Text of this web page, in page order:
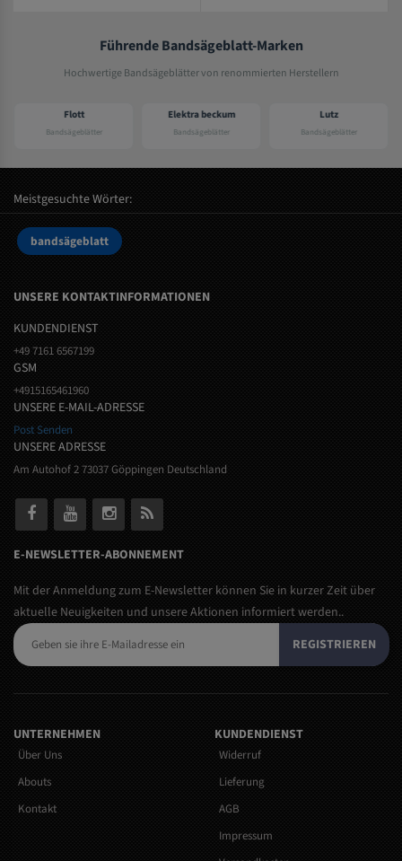
Führende Bandsägeblatt-Marken
Hochwertige Bandsägeblätter von renommierten Herstellern
Flott
Bandsägeblätter
Elektra beckum
Bandsägeblätter
Lutz
Bandsägeblätter
Meistgesuchte Wörter:
bandsägeblatt
UNSERE KONTAKTINFORMATIONEN
KUNDENDIENST
+49 7161 6567199
GSM
+4915165461960
UNSERE E-MAIL-ADRESSE
Post Senden
UNSERE ADRESSE
Am Autohof 2 73037 Göppingen Deutschland
E-NEWSLETTER-ABONNEMENT
Mit der Anmeldung zum E-Newsletter können Sie in kurzer Zeit über
aktuelle Neuigkeiten und unsere Aktionen informiert werden..
REGISTRIEREN
UNTERNEHMEN
Über Uns
Abouts
Kontakt
KUNDENDIENST
Widerruf
Lieferung
AGB
Impressum